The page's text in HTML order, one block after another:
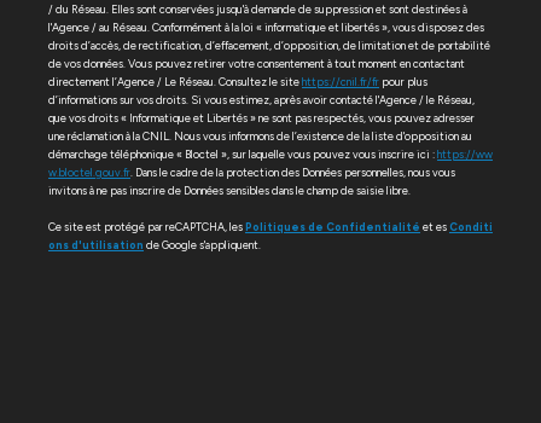
/ du Réseau. Elles sont conservées jusqu'à demande de suppression et sont destinées à
l'Agence / au Réseau. Conformément à la loi « informatique et libertés », vous disposez des
droits d’accès, de rectification, d’effacement, d’opposition, de limitation et de portabilité
de vos données. Vous pouvez retirer votre consentement à tout moment en contactant
directement l’Agence / Le Réseau. Consultez le site https://cnil.fr/fr pour plus
d’informations sur vos droits. Si vous estimez, après avoir contacté l'Agence / le Réseau,
que vos droits « Informatique et Libertés » ne sont pas respectés, vous pouvez adresser
une réclamation à la CNIL. Nous vous informons de l’existence de la liste d'opposition au
démarchage téléphonique « Bloctel », sur laquelle vous pouvez vous inscrire ici : https://ww
w.bloctel.gouv.fr. Dans le cadre de la protection des Données personnelles, nous vous
invitons à ne pas inscrire de Données sensibles dans le champ de saisie libre.
Ce site est protégé par reCAPTCHA, les Politiques de Confidentialité et esConditi
ons d'utilisation de Google s'appliquent.